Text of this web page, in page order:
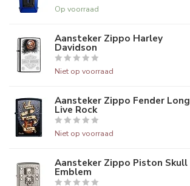
Op voorraad
Aansteker Zippo Harley
Davidson
Niet op voorraad
Aansteker Zippo Fender Long
Live Rock
Niet op voorraad
Aansteker Zippo Piston Skull
Emblem